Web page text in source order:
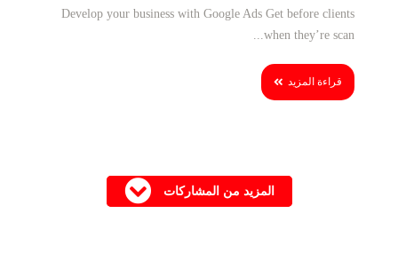
Develop your business with Google Ads Get before clients
when they’re scan...
قراءة المزيد
المزيد من المشاركات